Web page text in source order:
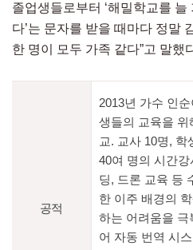
졸업생들로부터 ‘해밀학교를
다’는 문자를 받을 때마다 정말
한 명이 모두 가족 같다”고 말했
공적
2013년 가수 인
생들의 교육을
교. 교사 10명, 학
40여 명의 시간
딩, 드론 교육 등
한 이주 배경의
하는 어려움을 극
어 자동 번역 시